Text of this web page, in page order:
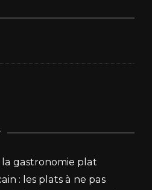
gastronomie plat
: les plats à ne pas